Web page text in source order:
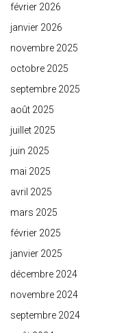
février 2026
janvier 2026
novembre 2025
octobre 2025
septembre 2025
août 2025
juillet 2025
juin 2025
mai 2025
avril 2025
mars 2025
février 2025
janvier 2025
décembre 2024
novembre 2024
septembre 2024